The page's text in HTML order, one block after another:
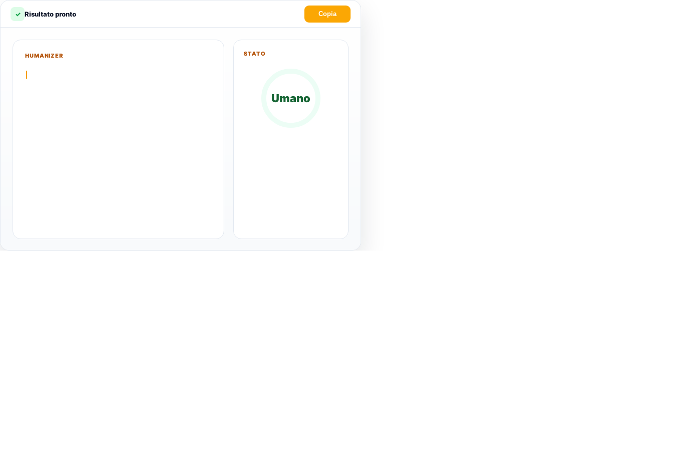
✓ Risultato pronto Copia
HUMANIZER STATO
Umano